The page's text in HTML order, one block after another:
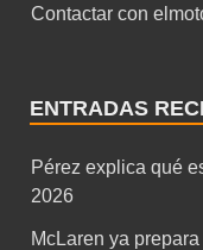
Contactar con
ENTRADAS
Pérez explica qué
2026
McLaren ya